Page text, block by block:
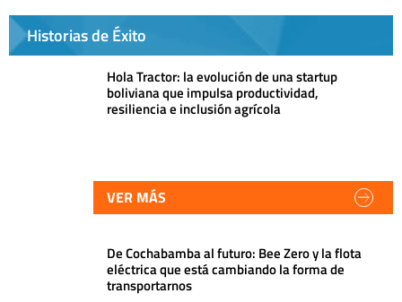
Historias de Éxito
Hola Tractor: la evolución de una startup
boliviana que impulsa productividad,
resiliencia e inclusión agrícola
VER MÁS
De Cochabamba al futuro: Bee Zero y la flota
eléctrica que está cambiando la forma de
transportarnos